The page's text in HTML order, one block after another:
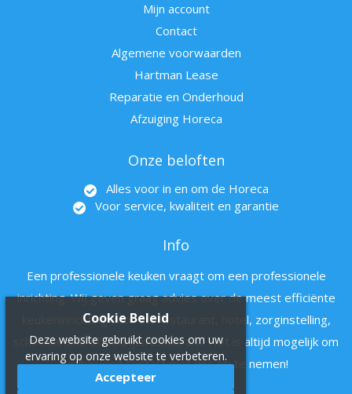
Mijn account
Contact
Algemene voorwaarden
Hartman Lease
Reparatie en Onderhoud
Afzuiging Horeca
Onze beloften
Alles voor in en om de Horeca
Voor service, kwaliteit en garantie
Info
Een professionele keuken vraagt om een professionele
inrichting. Wij geven graag advies over de meest efficiënte
keukeninrichting voor uw restaurant, hotel, zorginstelling,
schoolkantine of bedrijfsrestaurant. Het is altijd mogelijk om
vrijblijvend contact met ons op te nemen!
Cookie Beleid
Deze website gebruikt cookies om uw
ervaring op onze website te verbeteren.
Accepteer